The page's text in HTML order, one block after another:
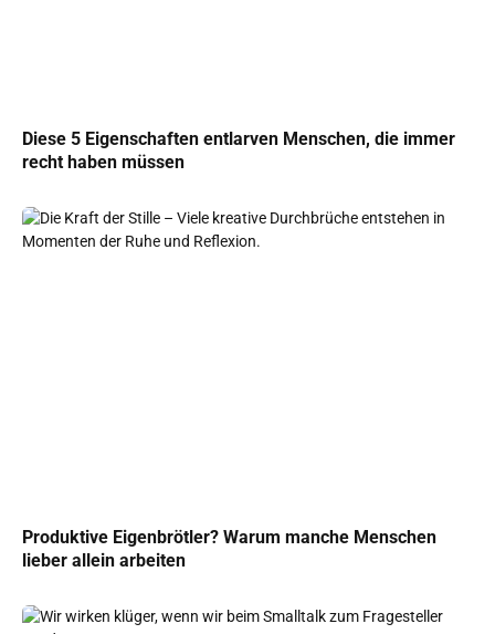
Diese 5 Eigenschaften entlarven Menschen, die immer
recht haben müssen
Produktive Eigenbrötler? Warum manche Menschen
lieber allein arbeiten